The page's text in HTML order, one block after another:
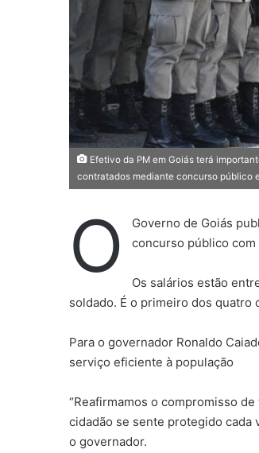
Efetivo da PM em Goiás terá
contratados mediante concurso público
O
Governo de Goiás
concurso público com
Os salários estão
soldado. É o primeiro dos quatro
Para o governador Ronaldo
serviço eficiente à população
“Reafirmamos o compromisso
cidadão se sente protegido cada
o governador.